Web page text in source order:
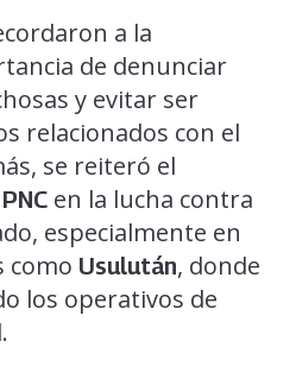
a la
de denunciar
y evitar ser
relacionados con el
se reiteró el
PNCen la lucha contra
especialmente en
como Usulután, donde
los operativos de